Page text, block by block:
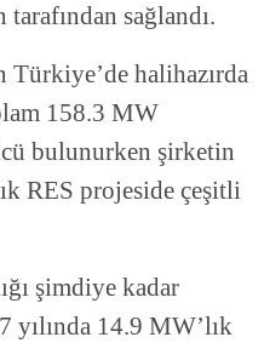
sağlandı.
Türkiye’de halihazırda
158.3 MW
bulunurken şirketin
RES projeside çeşitli
şimdiye kadar
yılında 14.9 MW’lık